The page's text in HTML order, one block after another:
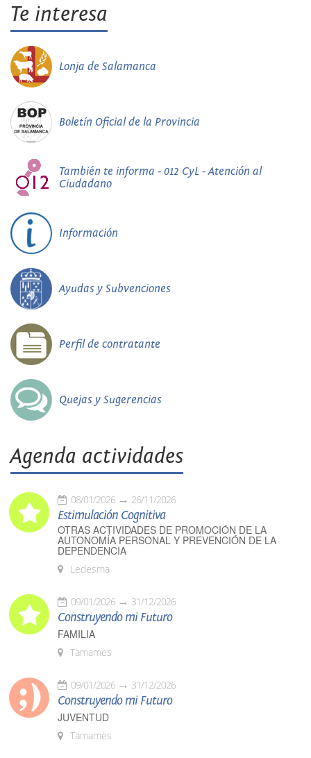
Te interesa
Lonja de Salamanca
Boletín Oficial de la Provincia
También te informa - 012 CyL - Atención al
Ciudadano
Información
Ayudas y Subvenciones
Perfil de contratante
Quejas y Sugerencias
Agenda actividades
08/01/2026 26/11/2026
Estimulación Cognitiva
OTRAS ACTIVIDADES DE PROMOCIÓN DE LA
AUTONOMÍA PERSONAL Y PREVENCIÓN DE LA
DEPENDENCIA
Ledesma
09/01/2026 31/12/2026
Construyendo mi Futuro
FAMILIA
Tamames
09/01/2026 31/12/2026
Construyendo mi Futuro
JUVENTUD
Tamames